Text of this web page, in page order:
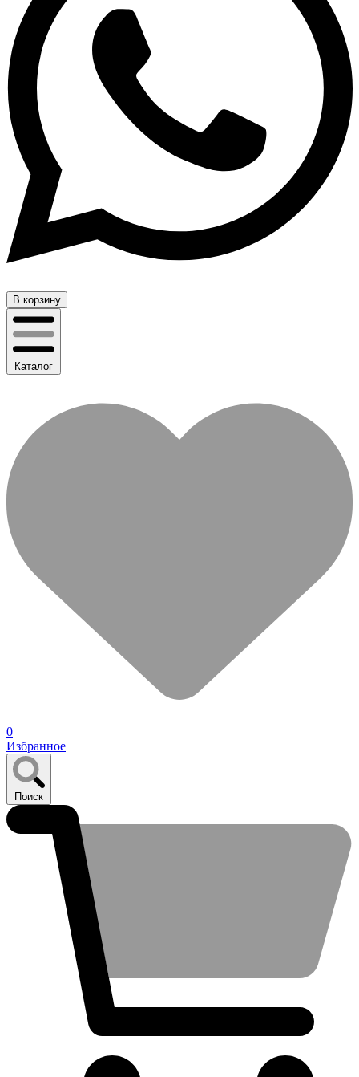
В корзину
Каталог
0
Избранное
Поиск